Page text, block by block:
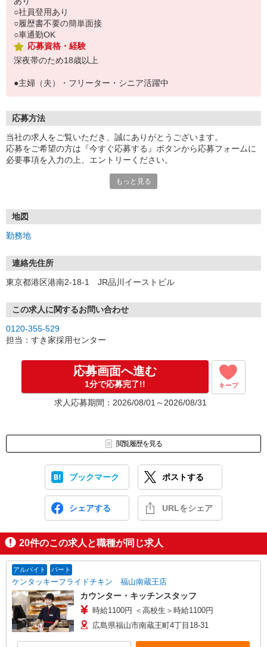
○社員登用あり
○履歴書不要の簡単面接
○車通勤OK
応募資格・経験
深夜帯のため18歳以上
●主婦（夫）・フリーター・シニア活躍中
応募方法
当社の求人をご覧いただき、誠にありがとうございます。
応募をご希望の方は『今すぐ応募する』ボタンから応募フォームに
必要事項を入力の上、エントリーください。
号」など
もっと見る
地図
勤務地
連絡先住所
東京都港区港南2-18-1 JR品川イーストビル
この求人に関するお問い合わせ
0120-355-529
担当：すき家採用センター
応募画面へ進む
1分で応募完了!! キープ
求人応募期間：2026/08/01～2026/08/31
閲覧履歴を見る
ブックマーク ポストする
シェアする URLをシェア
20件のこの求人と職種が同じ求人
アルバイト パート
ケンタッキーフライドチキン 福山南蔵王店
カウンター・キッチンスタッフ
時給1100円 ＜高校生＞時給1100円
広島県福山市南蔵王町4丁目18-31